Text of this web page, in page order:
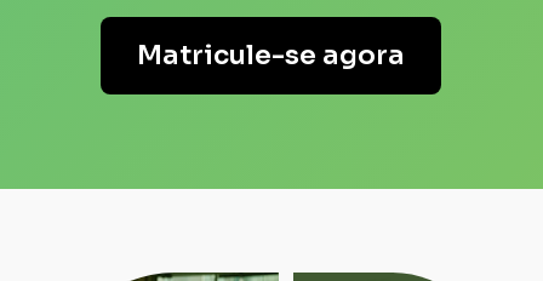
Matricule-se agora